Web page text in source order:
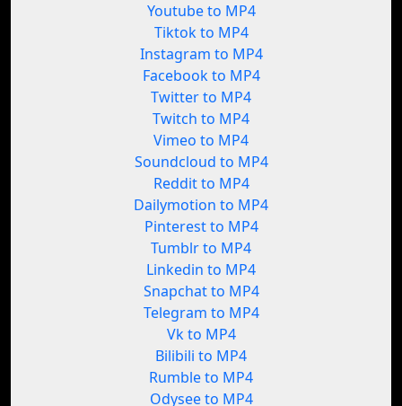
Youtube to MP4
Tiktok to MP4
Instagram to MP4
Facebook to MP4
Twitter to MP4
Twitch to MP4
Vimeo to MP4
Soundcloud to MP4
Reddit to MP4
Dailymotion to MP4
Pinterest to MP4
Tumblr to MP4
Linkedin to MP4
Snapchat to MP4
Telegram to MP4
Vk to MP4
Bilibili to MP4
Rumble to MP4
Odysee to MP4